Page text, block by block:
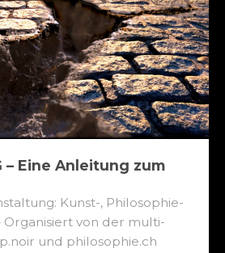
– Eine Anleitung zum
Kunst-, Philosophie-
Organisiert von der multi-
und philosophie.ch